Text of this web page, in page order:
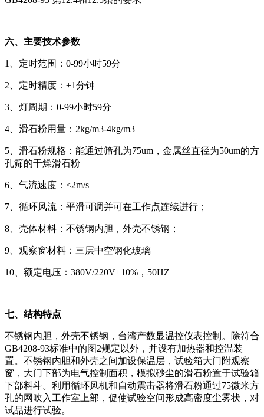
六、主要技术参数
1、定时范围：0-99小时59分
2、定时精度：±1分钟
3、灯周期：0-99小时59分
4、滑石粉用量：2kg/m3-4kg/m3
5、滑石粉规格：能通过筛孔为75um，金属丝直径为50um的方
孔筛的干燥滑石粉
6、气流速度：≤2m/s
7、循环风流：平滑可调并可在工作点连续进行；
8、壳体材料：不锈钢内胆，外壳不锈钢；
9、观察窗材料：三层中空钢化玻璃
10、额定电压：380V/220V±10%，50HZ
七、结构特点
不锈钢内胆，外壳不锈钢，台湾产数显温控仪表控制。除符合
GB4208-93标准中的图2规定以外，并设有加热器和控温装
置。不锈钢内胆和外壳之间加设保温层，试验箱大门附观察
窗，大门下部为电气控制面积，模拟砂尘的滑石粉置于试验箱
下部料斗。利用循环风机和自动震击器将滑石粉通过75微米方
孔的网吹入工作室上部，促使试验空间形成高密度尘雾状，对
试品进行试验。